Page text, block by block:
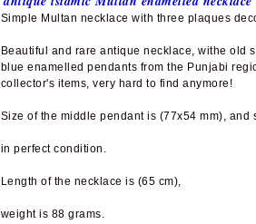
Simple Multan necklace with three plaques
Beautiful and rare antique necklace, withe old
blue enamelled pendants from the Punjabi
collector's items, very hard to find anymore!
Size of the middle pendant is (77x54 mm), and
in perfect condition.
Length of the necklace is (65 cm),
weight is 88 grams.